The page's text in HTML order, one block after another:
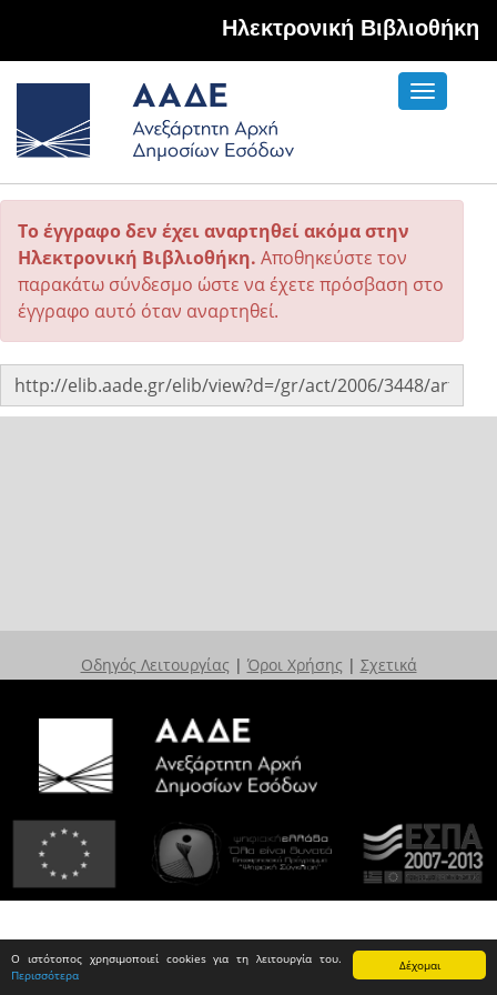
Δέχομαι
Ο ιστότοπος χρησιμοποιεί cookies για τη λειτουργία του.
Περισσότερα
Hλεκτρονική Βιβλιοθήκη
Toggle
Το έγγραφο δεν έχει αναρτηθεί ακόμα στην
Ηλεκτρονική Βιβλιοθήκη. Αποθηκεύστε τον
παρακάτω σύνδεσμο ώστε να έχετε πρόσβαση στο
έγγραφο αυτό όταν αναρτηθεί.
Οδηγός Λειτουργίας | Όροι Χρήσης | Σχετικά